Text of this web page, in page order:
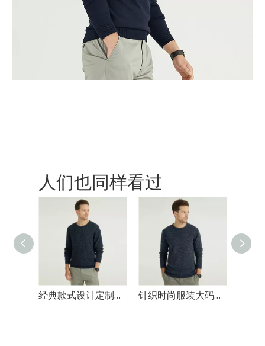
人们也同样看过
经典款式设计定制圆领男士毛衣 针织时尚服装大码男式毛衣冬季圆领针织定制套头衫